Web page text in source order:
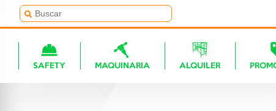
SAFETY MAQUINARIA ALQUILER